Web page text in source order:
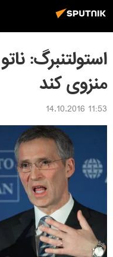
استولتنبرگ:
منزوی کند
11:53 14.10.2016